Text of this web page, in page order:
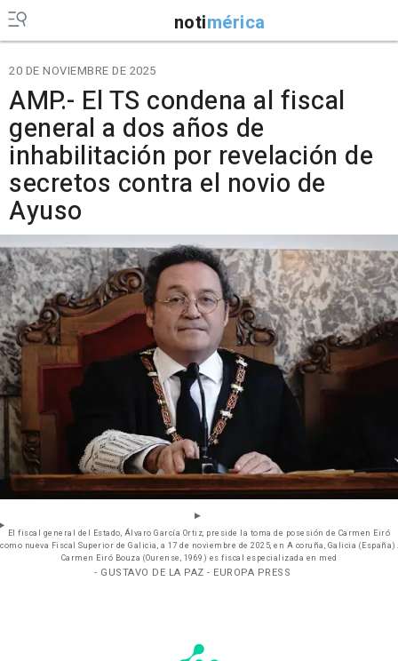
notimérica
20 DE NOVIEMBRE DE 2025
AMP.- El TS condena al fiscal
general a dos años de
inhabilitación por revelación de
secretos contra el novio de
Ayuso
El fiscal general del Estado, Álvaro García Ortiz, preside la toma de posesión de Carmen Eiró
como nueva Fiscal Superior de Galicia, a 17 de noviembre de 2025, en A coruña, Galicia (España).
Carmen Eiró Bouza (Ourense, 1969) es fiscal especializada en med
- GUSTAVO DE LA PAZ - EUROPA PRESS